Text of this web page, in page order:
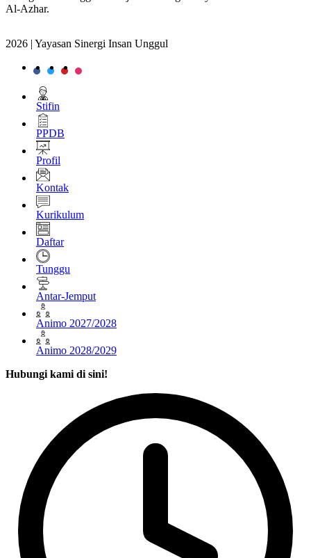
Al-Azhar.
2026 | Yayasan Sinergi Insan Unggul
Stifin
PPDB
Profil
Kontak
Kurikulum
Daftar
Tunggu
Antar-Jemput
Animo 2027/2028
Animo 2028/2029
Hubungi kami di sini!